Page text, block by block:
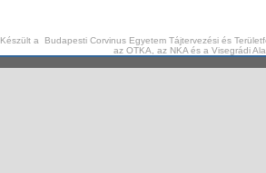
Készült a Budapesti Corvinus Egyetem Tájtervezési és
az OTKA, az NKA és a Visegrádi